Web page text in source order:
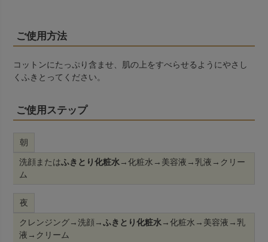
ご使用方法
コットンにたっぷり含ませ、肌の上をすべらせるようにやさし
くふきとってください。
ご使用ステップ
朝
洗顔またはふきとり化粧水→化粧水→美容液→乳液→クリー
ム
夜
クレンジング→洗顔→ふきとり化粧水→化粧水→美容液→乳
液→クリーム